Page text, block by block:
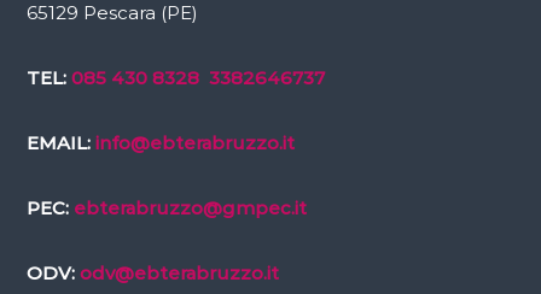
65129 Pescara (PE)
TEL: 085 430 8328 3382646737
EMAIL: info@ebterabruzzo.it
PEC: ebterabruzzo@gmpec.it
ODV: odv@ebterabruzzo.it